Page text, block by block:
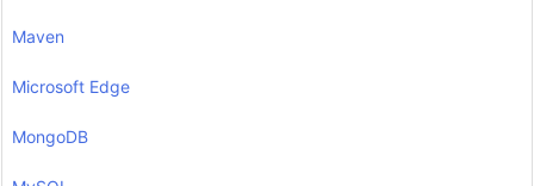
Maven
Microsoft Edge
MongoDB